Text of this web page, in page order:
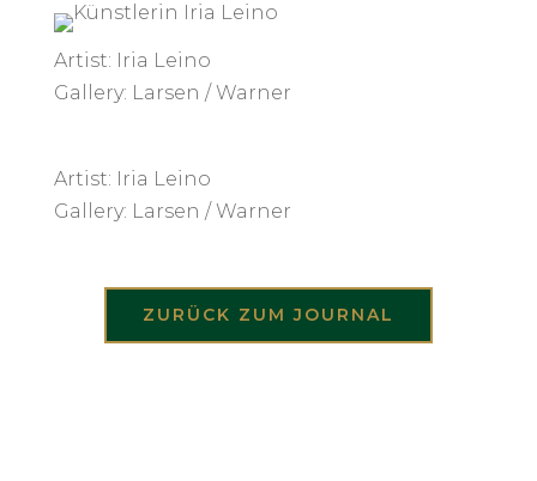
Artist: Iria Leino
Gallery: Larsen / Warner
Artist: Iria Leino
Gallery: Larsen / Warner
ZURÜCK ZUM JOURNAL